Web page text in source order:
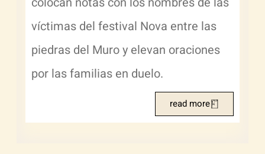
víctimas del festival Nova entre las
piedras del Muro y elevan oraciones
por las familias en duelo.
read more